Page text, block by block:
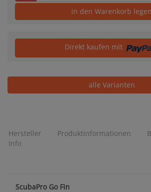
in den Warenkorb legen
Direkt kaufen mit
alle Varianten
Hersteller
Info
Produktinformationen
ScubaPro Go Fin